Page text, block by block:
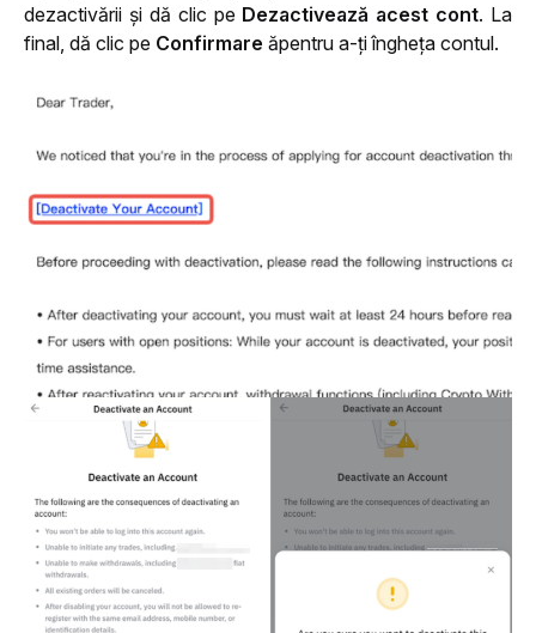
dezactivării și dă clic pe Dezactivează acest cont. La
final, dă clic pe Confirmare ăpentru a-ți îngheța contul.